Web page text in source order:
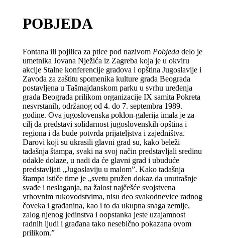
POBJEDA
Fontana ili pojilica za ptice pod nazivom Pobjedadelo je
umetnika Jovana Nježića iz Zagreba koja je u okviru
akcije Stalne konferencije gradova i opština Jugoslavije i
Zavoda za zaštitu spomenika kulture grada Beograda
postavljena u Tašmajdanskom parku u svrhu uređenja
grada Beograda prilikom organizacije IX samita Pokreta
nesvrstanih, održanog od 4. do 7. septembra 1989.
godine. Ova jugoslovenska poklon-galerija imala je za
cilj da predstavi solidarnost jugoslovenskih opština i
regiona i da bude potvrda prijateljstva i zajedništva.
Darovi koji su ukrasili glavni grad su, kako beleži
tadašnja štampa, svaki na svoj način predstavljali sredinu
odakle dolaze, u nadi da će glavni grad i ubuduće
predstavljati „Jugoslaviju u malom”. Kako tadašnja
štampa ističe time je „svetu pružen dokaz da unutrašnje
svađe i neslaganja, na žalost najčešće svojstvena
vrhovnim rukovodstvima, nisu deo svakodnevice radnog
čoveka i građanina, kao i to da ukupna snaga zemlje,
zalog njenog jedinstva i oopstanka jeste uzajamnost
radnih ljudi i građana tako nesebično pokazana ovom
prilikom.”